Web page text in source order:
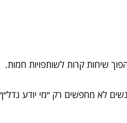
שיחות קרות לשותפויות חמות.
לא מחפשים רק ״מי יודע